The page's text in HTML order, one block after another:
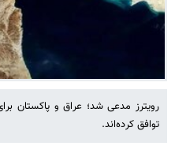
رویترز مدعی شد؛ عراق و پاکستان
توافق کرده‌اند.